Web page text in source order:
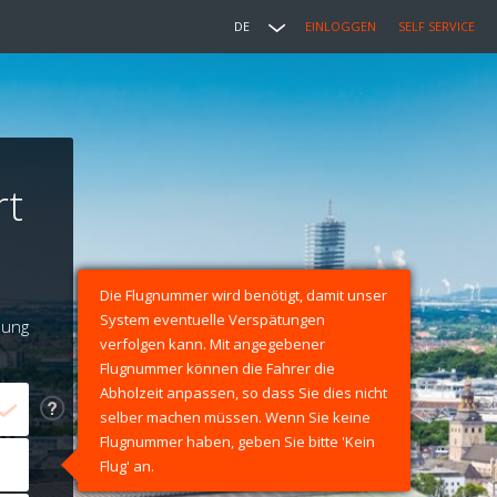
DE EINLOGGEN SELF SERVICE
Die Flugnummer wird benötigt, damit unser
System eventuelle Verspätungen
verfolgen kann. Mit angegebener
Flugnummer können die Fahrer die
Abholzeit anpassen, so dass Sie dies nicht
selber machen müssen. Wenn Sie keine
Flugnummer haben, geben Sie bitte 'Kein
Flug' an.